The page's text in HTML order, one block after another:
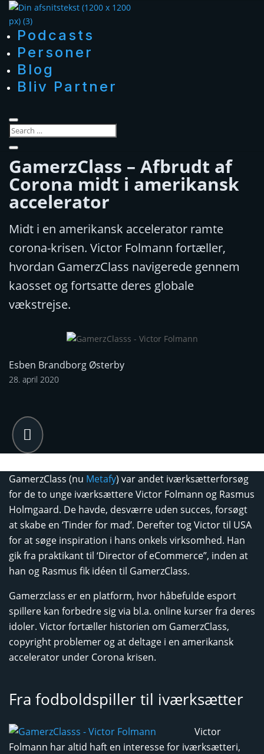
Podcasts
Personer
Blog
Bliv Partner
GamerzClass – Afbrudt af
Corona midt i amerikansk
accelerator
Midt i en amerikansk accelerator ramte
corona-krisen. Victor Folmann fortæller,
hvordan GamerzClass navigerede gennem
kaosset og fortsatte deres globale
vækstrejse.
Esben Brandborg Østerby
28. april 2020

GamerzClass (nu Metafy) var andet iværksætterforsøg
for de to unge iværksættere Victor Folmann og Rasmus
Holmgaard. De havde, desværre uden succes, forsøgt
at skabe en ‘Tinder for mad’. Derefter tog Victor til USA
for at søge inspiration i hans onkels virksomhed. Han
gik fra praktikant til ‘Director of eCommerce”, inden at
han og Rasmus fik idéen til GamerzClass.
Gamerzclass er en platform, hvor håbefulde esport
spillere kan forbedre sig via bl.a. online kurser fra deres
idoler. Victor fortæller historien om GamerzClass,
copyright problemer og at deltage i en amerikansk
accelerator under Corona krisen.
Fra fodboldspiller til iværksætter
Victor
Folmann har altid haft en interesse for iværksætteri,